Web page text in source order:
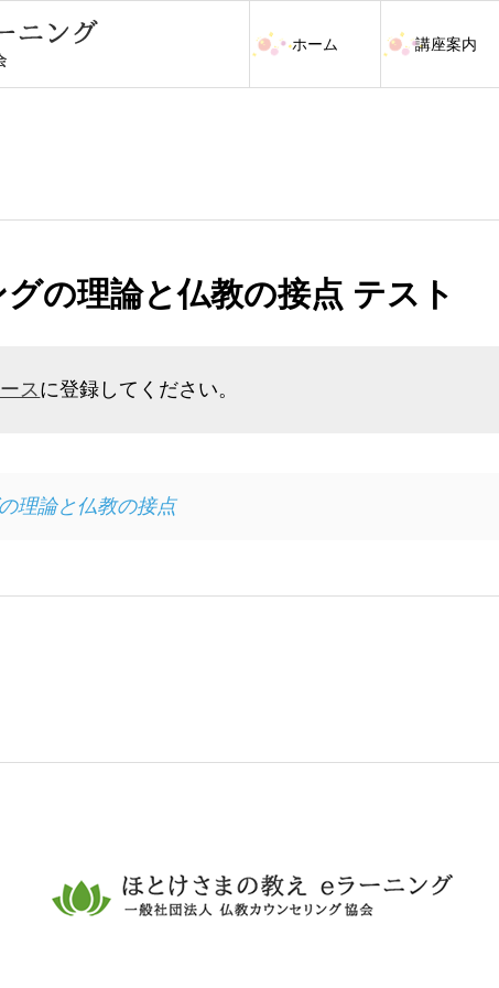
ホーム 講座案内
の理論と仏教の接点 テスト
スに登録してください。
理論と仏教の接点